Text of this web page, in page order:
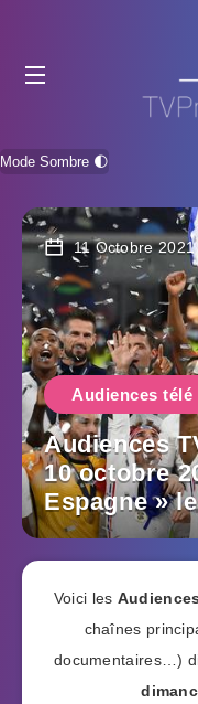
Mode Sombre 🌓
11 Octobre 2021
Audiences télé
Audiences
10 octobre
Espagne »
Voici les
chaînes
documentaires…)